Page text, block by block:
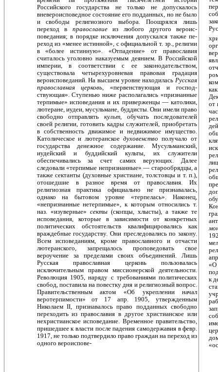
Российского государства не только не допускалось
вневероисповедное состояние его подданных, но не было
и свободы религиозного выбора. Поощрялся лишь
переход в православиеиз любого другого вероис­
поведания; в порядке исключения допускался также пе­
реход из «менее истинной», с официальной т. зр., рели­гии
в «более истинную». «Отпадение» от православия
считалось уголовно наказуемым деянием. В Россий­ской
империи, в соответствии с ее законодательством,
существовала четырехуровневая правовая градация
вероисповеданий. На высшем уровне находилась Рус­ская
православная церковь,«первенствующая и господ­
ствующая». Ступенью ниже располагались «признан­ные
терпимые» исповедания и их приверженцы — католики,
лютеране, иудеи, мусульмане, буддисты. Они имели право
свободно отправлять культ, обучать пос­ледователей
своей религии, готовить кадры служите­лей, приобретать
в собственность движимое и недви­жимое имущество.
Католическое и лютеранскоедухо­венствополучало от
государства денежное содержание. Мусульманский,
иудейский и буддийский культы, их служители
обеспечивались за счет самих верующих. Далее
следовали «терпимые непризнанные» — старо­обрядцы, а
также сектанты (духовные христиане, тол­стовцы и т. п.),
отошедшие в разное время от право­славия. Их
религиозная практика официально не при­знавалась,
однако на бытовом уровне «терпелась». Наконец,
«непризнанные нетерпимые», к которым от­носились т.
наз. «изуверные» секты (скопцы, хлысты), а также те
исповедания, которые в зависимости от конкретных
политических обстоятельств квалифи­цировались как
враждебные государству. Они пре­следовались по закону.
Всем исповеданиям, кроме православного и отчасти
лютеранского, запрещалось проповедовать свое
вероучение за пределами своих объединений. Лишь
Русская православная церковь пользовалась
исключительным правом миссионерской деятельности.
Революция 1905, наряду с требования­ми политических
свобод, поставила на повестку дня и религиозный вопрос.
Правительственным актом «Об укреплении начал
веротерпимости» от 17 апр. 1905, утвержденным
Николаем II, признавалось право под­данных свободно
переходить из православия в другое христианское или
нехристианское исповедание. Вре­менное правительство,
пришедшее к власти после па­дения самодержавия в февр.
1917, не только подтвер­дило право граждан на переход из
одного вероиспове-
от
«О
к